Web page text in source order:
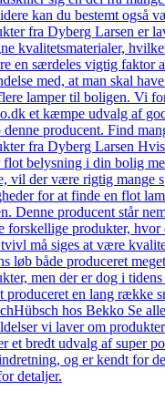
kan du bestemt også
fra Dyberg Larsen er
kvalitetsmaterialer,
en særdeles vigtig faktor
med, at man skal
lamper til boligen. Vi
et kæmpe udvalg af
denne producent. Find
fra Dyberg Larsen
flot belysning i din bolig
vil der være rigtig mange
for at finde en flot
Denne producent står
forskellige produkter, hvor
må siges at være
løb både produceret
men der er dog i tidens
produceret en lang række
Hübsch hos Bekko Se
vi laver om
et bredt udvalg af super
og er kendt for
detaljer.